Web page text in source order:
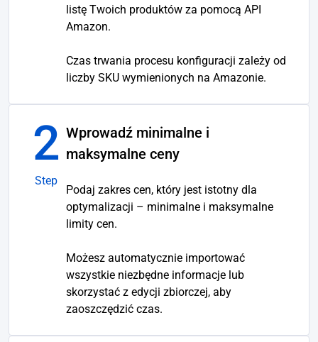
listę Twoich produktów za pomocą API
Amazon.
Czas trwania procesu konfiguracji zależy od
liczby SKU wymienionych na Amazonie.
2
Step
Wprowadź minimalne i
maksymalne ceny
Podaj zakres cen, który jest istotny dla
optymalizacji – minimalne i maksymalne
limity cen.
Możesz automatycznie importować
wszystkie niezbędne informacje lub
skorzystać z edycji zbiorczej, aby
zaoszczędzić czas.